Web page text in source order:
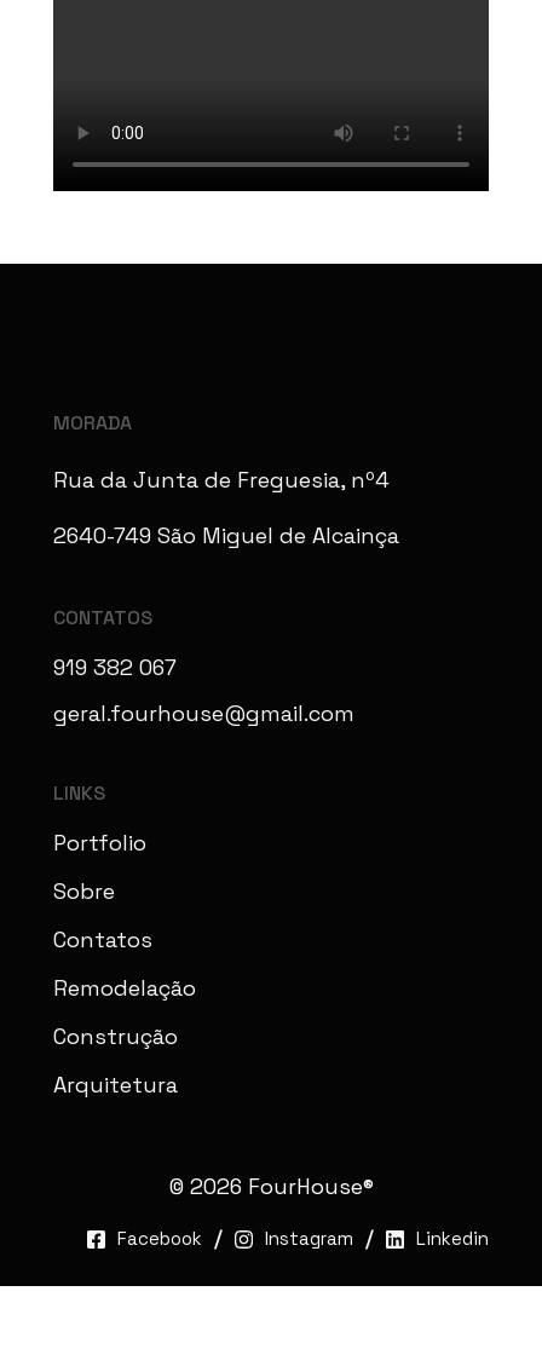
MORADA
Rua da Junta de Freguesia, nº4
2640-749 São Miguel de Alcainça
CONTATOS
919 382 067
geral.fourhouse@gmail.com
LINKS
Portfolio
Sobre
Contatos
Remodelação
Construção
Arquitetura
© 2026 FourHouse®
Facebook Instagram Linkedin